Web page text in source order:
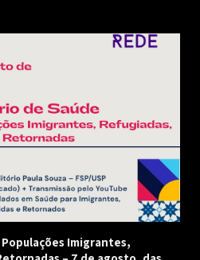
Imigrantes,